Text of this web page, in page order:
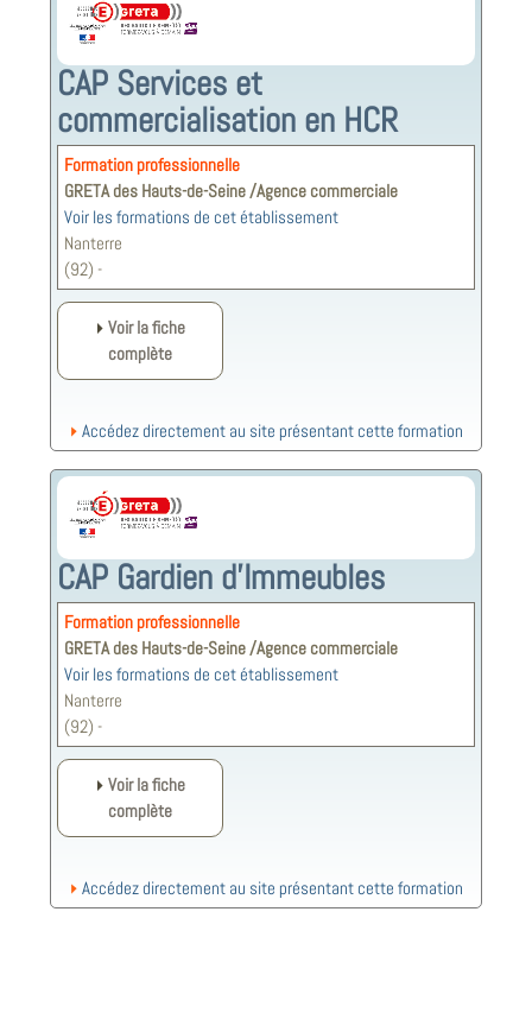
CAP Services et
commercialisation en HCR
Formation professionnelle
GRETA des Hauts-de-Seine /Agence commerciale
Voir les formations de cet établissement
Nanterre
(92) -
Voir la fiche
complète
Accédez directement au site présentant cette formation
CAP Gardien d'Immeubles
Formation professionnelle
GRETA des Hauts-de-Seine /Agence commerciale
Voir les formations de cet établissement
Nanterre
(92) -
Voir la fiche
complète
Accédez directement au site présentant cette formation